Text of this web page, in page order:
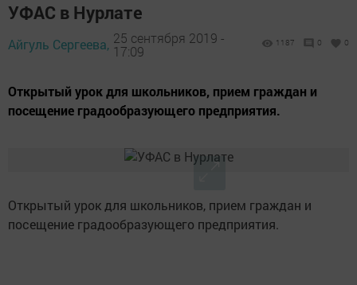
УФАС в Нурлате
Айгуль Сергеева, 25 сентября 2019 -
17:09
1187 0 0
Открытый урок для школьников, прием граждан и
посещение градообразующего предприятия.
Открытый урок для школьников, прием граждан и
посещение градообразующего предприятия.